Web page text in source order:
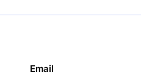
Email